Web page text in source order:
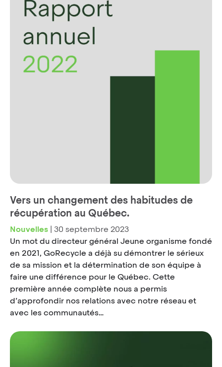
Vers un changement des habitudes de
récupération au Québec.
Nouvelles | 30 septembre 2023
Un mot du directeur général Jeune organisme fondé
en 2021, GoRecycle a déjà su démontrer le sérieux
de sa mission et la détermination de son équipe à
faire une différence pour le Québec. Cette
première année complète nous a permis
d’approfondir nos relations avec notre réseau et
avec les communautés…